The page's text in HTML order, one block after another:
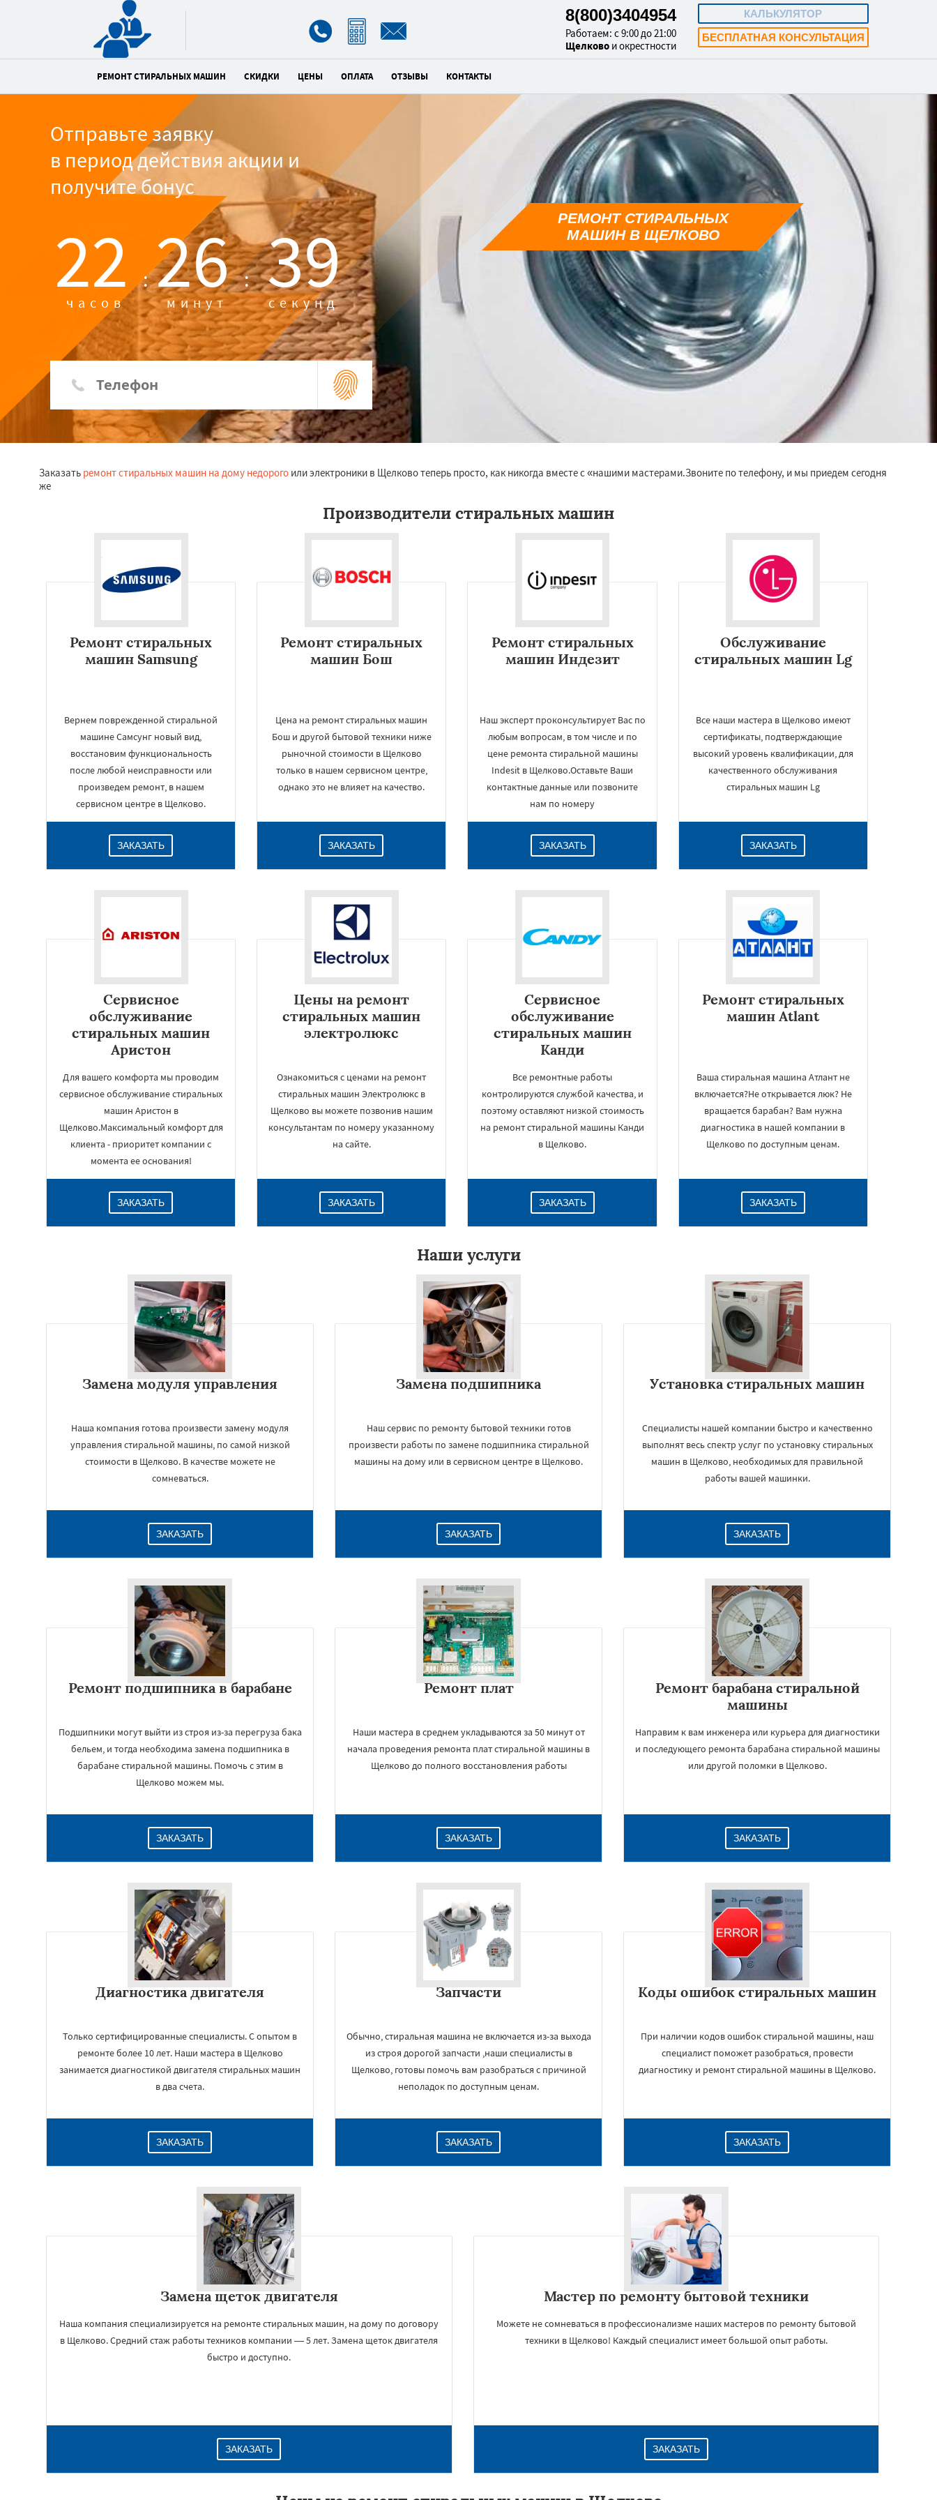
КАЛЬКУЛЯТОР
БЕСПЛАТНАЯ КОНСУЛЬТАЦИЯ
8(800)3404954
Работаем: с 9:00 до 21:00
Щелково и окрестности
РЕМОНТ СТИРАЛЬНЫХ МАШИН СКИДКИ ЦЕНЫ ОПЛАТА ОТЗЫВЫ КОНТАКТЫ
Отправьте заявку
в период действия акции и
получите бонус
22 :
часов 26 :
минут 38
секунд
РЕМОНТ СТИРАЛЬНЫХ
МАШИН В ЩЕЛКОВО
Заказать ремонт стиральных машин на дому недорого или электроники в Щелково теперь просто, как никогда вместе с «нашими мастерами.Звоните по телефону, и мы приедем сегодня
же
Производители стиральных машин
Ремонт стиральных
машин Samsung
Вернем поврежденной стиральной
машине Самсунг новый вид,
восстановим функциональность
после любой неисправности или
произведем ремонт, в нашем
сервисном центре в Щелково.
ЗАКАЗАТЬ
Ремонт стиральных
машин Бош
Цена на ремонт стиральных машин
Бош и другой бытовой техники ниже
рыночной стоимости в Щелково
только в нашем сервисном центре,
однако это не влияет на качество.
ЗАКАЗАТЬ
Ремонт стиральных
машин Индезит
Наш эксперт проконсультирует Вас по
любым вопросам, в том числе и по
цене ремонта стиральной машины
Indesit в Щелково.Оставьте Ваши
контактные данные или позвоните
нам по номеру
ЗАКАЗАТЬ
Обслуживание
стиральных машин Lg
Все наши мастера в Щелково имеют
сертификаты, подтверждающие
высокий уровень квалификации, для
качественного обслуживания
стиральных машин Lg
ЗАКАЗАТЬ
Сервисное
обслуживание
стиральных машин
Аристон
Для вашего комфорта мы проводим
сервисное обслуживание стиральных
машин Аристон в
Щелково.Максимальный комфорт для
клиента - приоритет компании с
момента ее основания!
ЗАКАЗАТЬ
Цены на ремонт
стиральных машин
электролюкс
Ознакомиться с ценами на ремонт
стиральных машин Электролюкс в
Щелково вы можете позвонив нашим
консультантам по номеру указанному
на сайте.
ЗАКАЗАТЬ
Сервисное
обслуживание
стиральных машин
Канди
Все ремонтные работы
контролируются службой качества, и
поэтому оставляют низкой стоимость
на ремонт стиральной машины Канди
в Щелково.
ЗАКАЗАТЬ
Ремонт стиральных
машин Atlant
Ваша стиральная машина Атлант не
включается?Не открывается люк? Не
вращается барабан? Вам нужна
диагностика в нашей компании в
Щелково по доступным ценам.
ЗАКАЗАТЬ
Наши услуги
Замена модуля управления
Наша компания готова произвести замену модуля
управления стиральной машины, по самой низкой
стоимости в Щелково. В качестве можете не
сомневаться.
ЗАКАЗАТЬ
Замена подшипника
Наш сервис по ремонту бытовой техники готов
произвести работы по замене подшипника стиральной
машины на дому или в сервисном центре в Щелково.
ЗАКАЗАТЬ
Установка стиральных машин
Специалисты нашей компании быстро и качественно
выполнят весь спектр услуг по установку стиральных
машин в Щелково, необходимых для правильной
работы вашей машинки.
ЗАКАЗАТЬ
Ремонт подшипника в барабане
Подшипники могут выйти из строя из-за перегруза бака
бельем, и тогда необходима замена подшипника в
барабане стиральной машины. Помочь с этим в
Щелково можем мы.
ЗАКАЗАТЬ
Ремонт плат
Наши мастера в среднем укладываются за 50 минут от
начала проведения ремонта плат стиральной машины в
Щелково до полного восстановления работы
ЗАКАЗАТЬ
Ремонт барабана стиральной
машины
Направим к вам инженера или курьера для диагностики
и последующего ремонта барабана стиральной машины
или другой поломки в Щелково.
ЗАКАЗАТЬ
Диагностика двигателя
Только сертифицированные специалисты. С опытом в
ремонте более 10 лет. Наши мастера в Щелково
занимается диагностикой двигателя стиральных машин
в два счета.
ЗАКАЗАТЬ
Запчасти
Обычно, стиральная машина не включается из-за выхода
из строя дорогой запчасти ,наши специалисты в
Щелково, готовы помочь вам разобраться с причиной
неполадок по доступным ценам.
ЗАКАЗАТЬ
Коды ошибок стиральных машин
При наличии кодов ошибок стиральной машины, наш
специалист поможет разобраться, провести
диагностику и ремонт стиральной машины в Щелково.
ЗАКАЗАТЬ
Замена щеток двигателя
Наша компания специализируется на ремонте стиральных машин, на дому по договору
в Щелково. Средний стаж работы техников компании — 5 лет. Замена щеток двигателя
быстро и доступно.
ЗАКАЗАТЬ
Мастер по ремонту бытовой техники
Можете не сомневаться в профессионализме наших мастеров по ремонту бытовой
техники в Щелково! Каждый специалист имеет большой опыт работы.
ЗАКАЗАТЬ
×